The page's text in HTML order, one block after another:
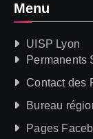
Menu
UISP Lyon
Permanents
Contact des
Bureau
Pages